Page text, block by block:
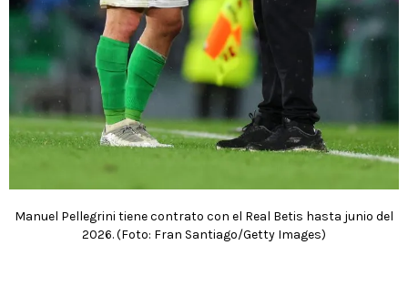
Manuel Pellegrini tiene contrato con el Real Betis hasta junio del
2026. (Foto: Fran Santiago/Getty Images)